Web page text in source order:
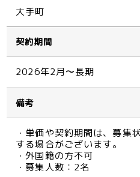
大手町
契約期間
2026年2月〜長期
備考
・単価や契約期間は、募集
する場合がございます。
・外国籍の方不可
・募集人数：2名